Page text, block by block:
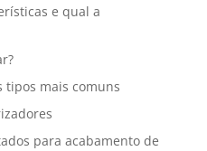
e qual a
tipos mais comuns
para acabamento de